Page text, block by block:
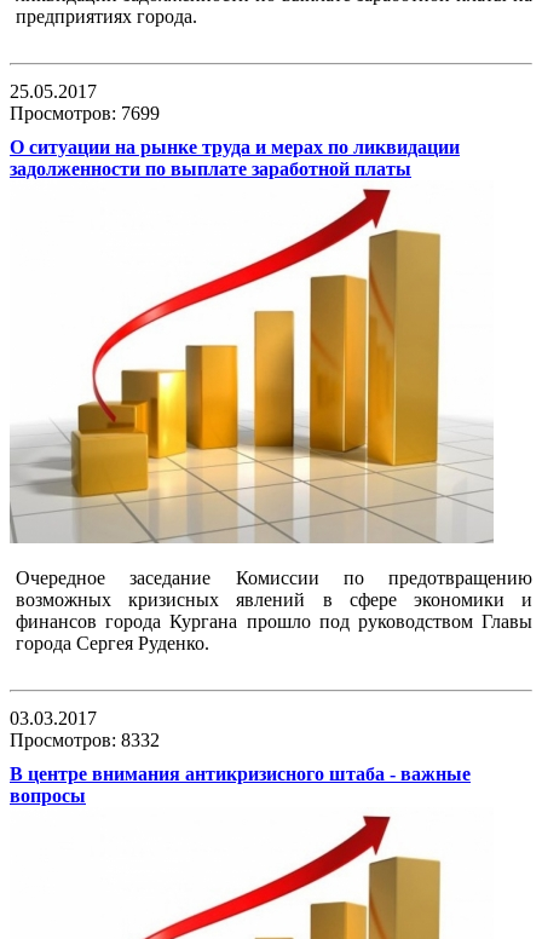
предприятиях города.
25.05.2017
Просмотров: 7699
О ситуации на рынке труда и мерах по ликвидации
задолженности по выплате заработной платы
Очередное заседание Комиссии по предотвращению
возможных кризисных явлений в сфере экономики и
финансов города Кургана прошло под руководством Главы
города Сергея Руденко.
03.03.2017
Просмотров: 8332
В центре внимания антикризисного штаба - важные
вопросы